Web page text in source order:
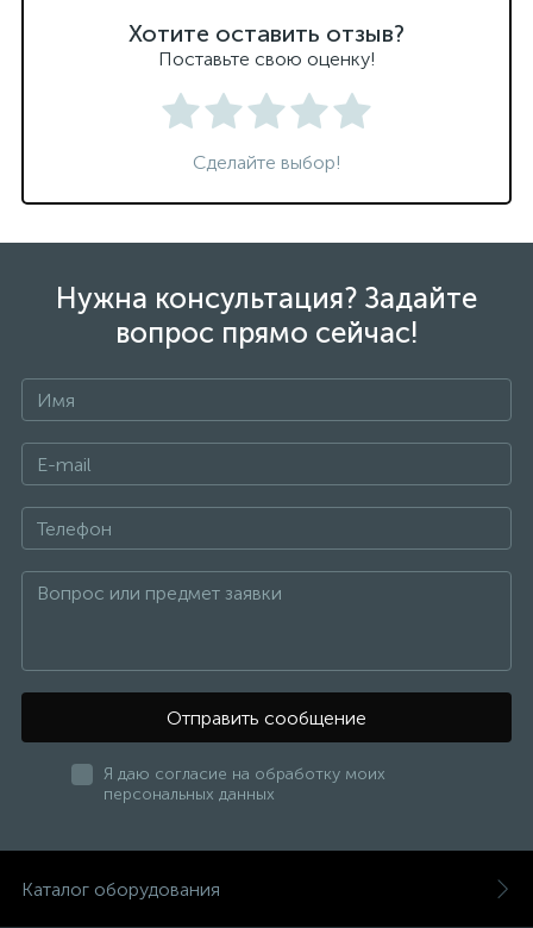
Хотите оставить отзыв?
Поставьте свою оценку!
Сделайте выбор!
Нужна консультация? Задайте
вопрос прямо сейчас!
Отправить сообщение
Я даю согласие на обработку моих
персональных данных
Каталог оборудования